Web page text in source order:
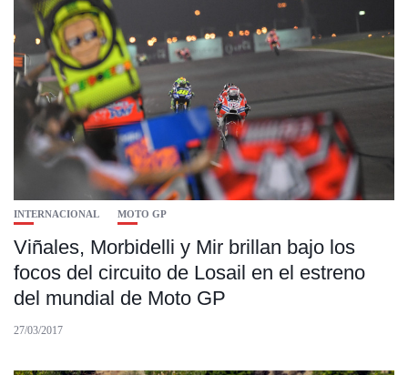
INTERNACIONAL MOTO GP
Viñales, Morbidelli y Mir brillan bajo los
focos del circuito de Losail en el estreno
del mundial de Moto GP
27/03/2017